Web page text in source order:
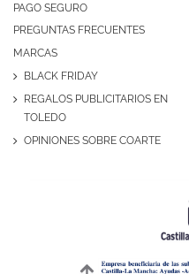
PAGO SEGURO
PREGUNTAS FRECUENTES
MARCAS
BLACK FRIDAY
REGALOS PUBLICITARIOS EN
TOLEDO
OPINIONES SOBRE COARTE